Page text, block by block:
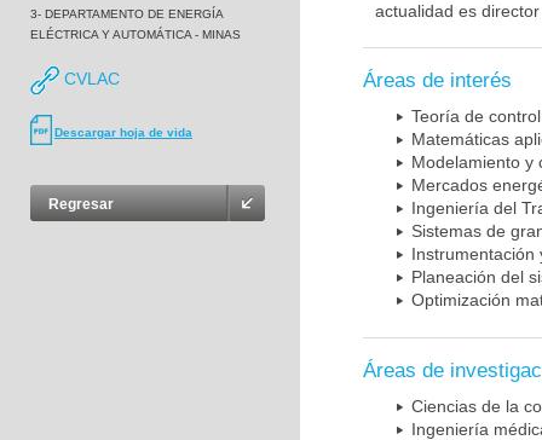
3- DEPARTAMENTO DE ENERGÍA
ELÉCTRICA Y AUTOMÁTICA - MINAS
CVLAC
Descargar hoja de vida
Regresar
actualidad es
Áreas de interés
Teoría de control
Matemáticas
Modelamiento y
Mercados
Ingeniería del
Sistemas de
Instrumentación
Planeación del
Optimización
Áreas de
Ciencias de la
Ingeniería